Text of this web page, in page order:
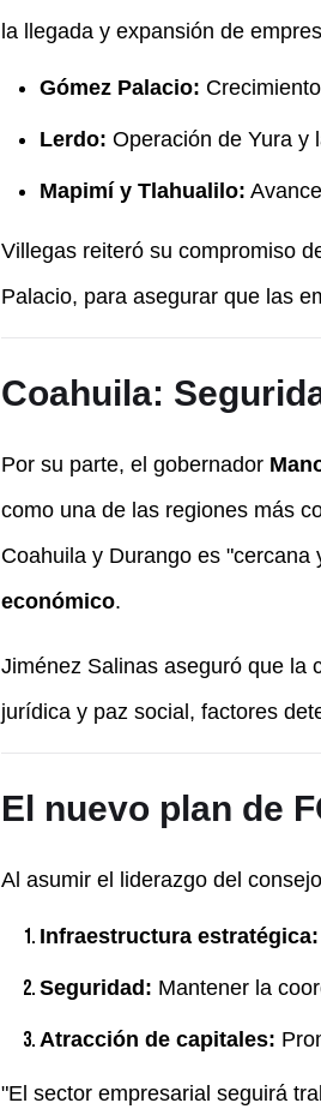
la llegada y expansión de
Gómez Palacio:
Lerdo: Operación de Yura y
Mapimí y Tlahualilo:
Villegas reiteró su compromiso
Palacio, para asegurar que las
Coahuila:
Por su parte, el gobernador
como una de las regiones más
Coahuila y Durango es
económico.
Jiménez Salinas aseguró que la
jurídica y paz social, factores
El nuevo plan de
Al asumir el liderazgo del
Infraestructura estratégica:
Seguridad: Mantener la
Atracción de capitales:
"El sector empresarial seguirá